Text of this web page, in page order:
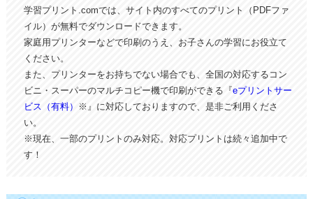
学習プリント.comでは、サイト内のすべてのプリント（PDFファ
イル）が無料でダウンロードできます。
家庭用プリンターなどで印刷のうえ、お子さんの学習にお役立て
ください。
また、プリンターをお持ちでない場合でも、全国の対応するコン
ビニ・スーパーのマルチコピー機で印刷ができる『eプリントサー
ビス（有料）
※』に対応しておりますので、是非ご利用くださ
い。
※現在、一部のプリントのみ対応。対応プリントは続々追加中で
す！